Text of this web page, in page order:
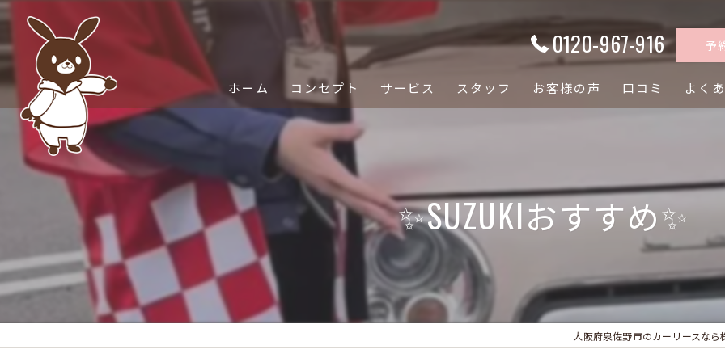
0120-967-916 予
ホーム コンセプト サービス スタッフ お客様の声 口コミ よく
✨SUZUKIおすすめ✨
大阪府泉佐野市のカーリースな